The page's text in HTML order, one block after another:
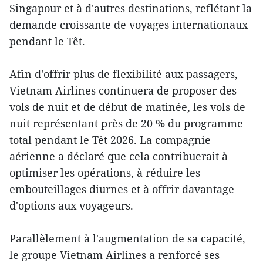
Singapour et à d'autres destinations, reflétant la
demande croissante de voyages internationaux
pendant le Têt.
Afin d'offrir plus de flexibilité aux passagers,
Vietnam Airlines continuera de proposer des
vols de nuit et de début de matinée, les vols de
nuit représentant près de 20 % du programme
total pendant le Têt 2026. La compagnie
aérienne a déclaré que cela contribuerait à
optimiser les opérations, à réduire les
embouteillages diurnes et à offrir davantage
d'options aux voyageurs.
Parallèlement à l'augmentation de sa capacité,
le groupe Vietnam Airlines a renforcé ses